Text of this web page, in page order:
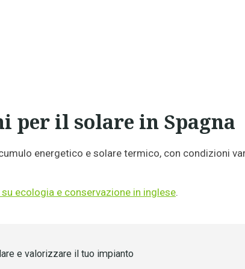
per il solare in Spagna
energetico e solare termico, con condizioni
ecologia e conservazione in inglese.
e valorizzare il tuo impianto